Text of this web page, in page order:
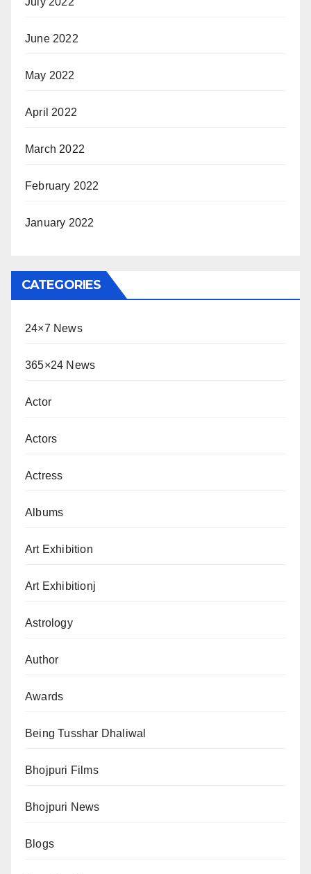
June 2022
May 2022
April 2022
March 2022
February 2022
January 2022
CATEGORIES
24×7 News
365×24 News
Actor
Actors
Actress
Albums
Art Exhibition
Art Exhibitionj
Astrology
Author
Awards
Being Tusshar Dhaliwal
Bhojpuri Films
Bhojpuri News
Blogs